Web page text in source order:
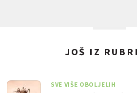
JOŠ IZ
SVE VIŠE OBOLJELIH